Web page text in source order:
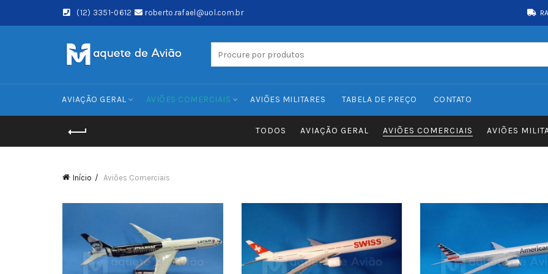
(12) 3351-0612 roberto.rafael@uol.com.br
AVIAÇÃO GERAL AVIÕES COMERCIAIS AVIÕES MILITARES TABELA DE PREÇO CONTATO
TODOS AVIAÇÃO GERAL AVIÕES COMERCIAIS AVIÕES
Início Aviões Comerciais